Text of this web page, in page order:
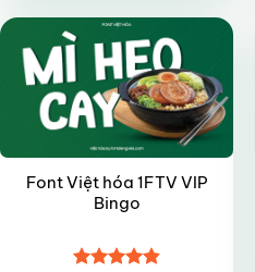
5 sao
Font Việt hóa 1FTV VIP
Bingo